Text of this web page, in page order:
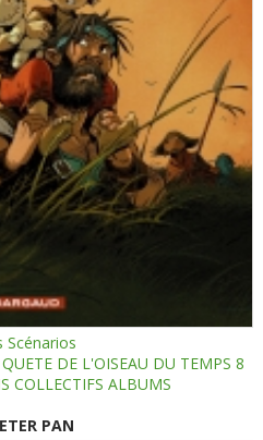
Scénarios
DE L'OISEAU DU TEMPS 8
COLLECTIFS ALBUMS
PAN